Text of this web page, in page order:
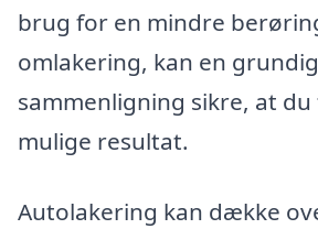
brug for en mindre
omlakering, kan en grundig
sammenligning sikre, at
mulige resultat.
Autolakering kan dække